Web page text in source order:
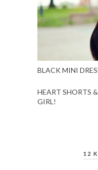
BLACK MINI
HEART SHORTS
GIRL!
12